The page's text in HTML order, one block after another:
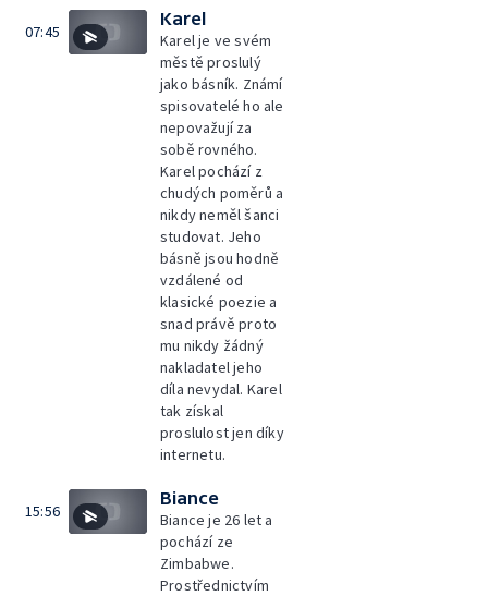
07:45
Karel
Karel je ve svém
městě proslulý
jako básník. Známí
spisovatelé ho ale
nepovažují za
sobě rovného.
Karel pochází z
chudých poměrů a
nikdy neměl šanci
studovat. Jeho
básně jsou hodně
vzdálené od
klasické poezie a
snad právě proto
mu nikdy žádný
nakladatel jeho
díla nevydal. Karel
tak získal
proslulost jen díky
internetu.
15:56
Biance
Biance je 26 let a
pochází ze
Zimbabwe.
Prostřednictvím